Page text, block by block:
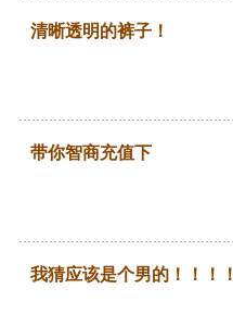
清晰透明的裤子！
带你智商充值下
我猜应该是个男的！！！！